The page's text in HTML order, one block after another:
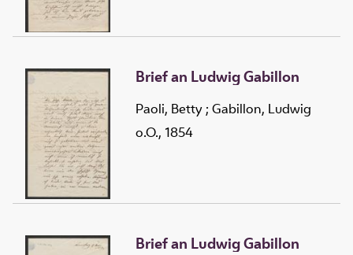
Brief an Ludwig Gabillon
Paoli, Betty ; Gabillon, Ludwig
o.O., 1854
Brief an Ludwig Gabillon